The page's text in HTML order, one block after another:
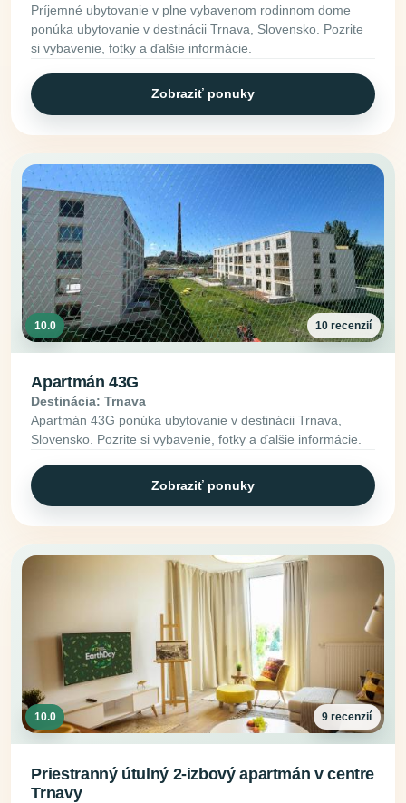
Príjemné ubytovanie v plne vybavenom rodinnom dome
ponúka ubytovanie v destinácii Trnava, Slovensko. Pozrite
si vybavenie, fotky a ďalšie informácie.
Zobraziť ponuky
10.0 10 recenzií
Apartmán 43G
Destinácia: Trnava
Apartmán 43G ponúka ubytovanie v destinácii Trnava,
Slovensko. Pozrite si vybavenie, fotky a ďalšie informácie.
Zobraziť ponuky
10.0 9 recenzií
Priestranný útulný 2-izbový apartmán v centre
Trnavy